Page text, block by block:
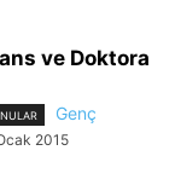
ve Doktora
Genç
2015